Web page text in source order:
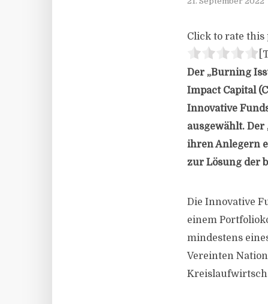
Click to rate this
Der „Burning
Impact Capital
Innovative
ausgewählt. Der
ihren Anlegern
zur Lösung der
Die Innovative
einem
mindestens
Vereinten